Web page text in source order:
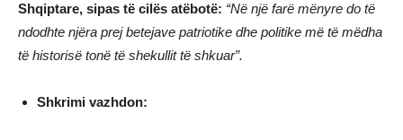
Shqiptare, sipas të cilës atëbotë: “Në një farë mënyre do të
ndodhte njëra prej betejave patriotike dhe politike më të mëdha
të historisë tonë të shekullit të shkuar”.
Shkrimi vazhdon: